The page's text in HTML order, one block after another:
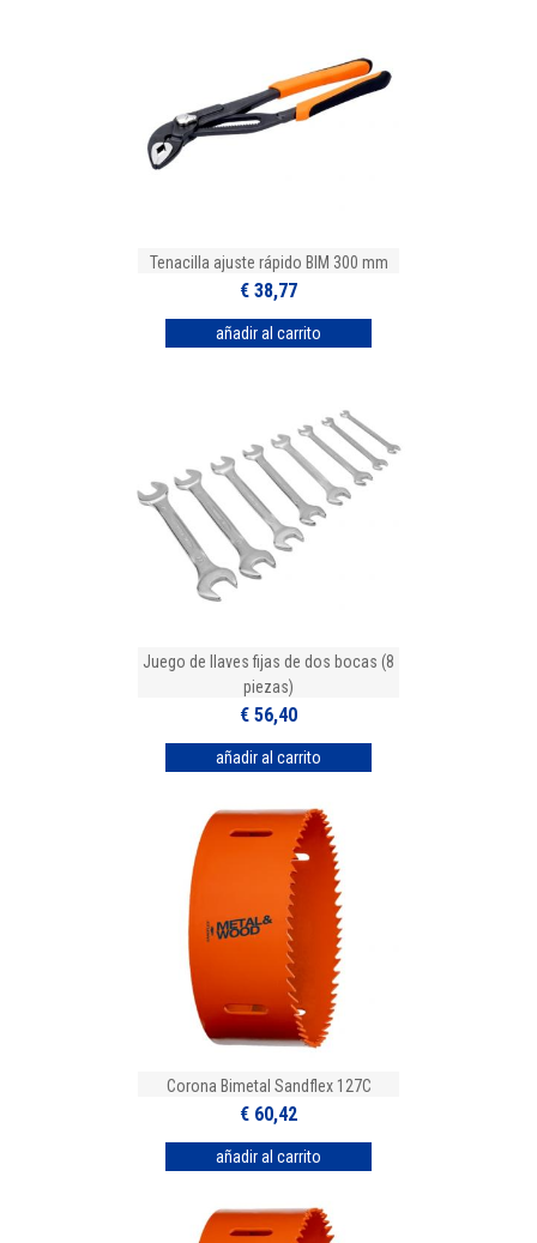
Tenacilla ajuste rápido BIM 300 mm
€ 38,77
Juego de llaves fijas de dos bocas (8
piezas)
€ 56,40
Corona Bimetal Sandflex 127C
€ 60,42